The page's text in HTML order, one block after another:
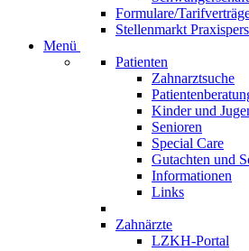
Formulare/
Stellenmarkt
Menü
Patienten
Zahnarztsuche
Kinder und
Senioren
Special Care
Gutachten und
Informationen
Links
Zahnärzte
LZKH-Portal